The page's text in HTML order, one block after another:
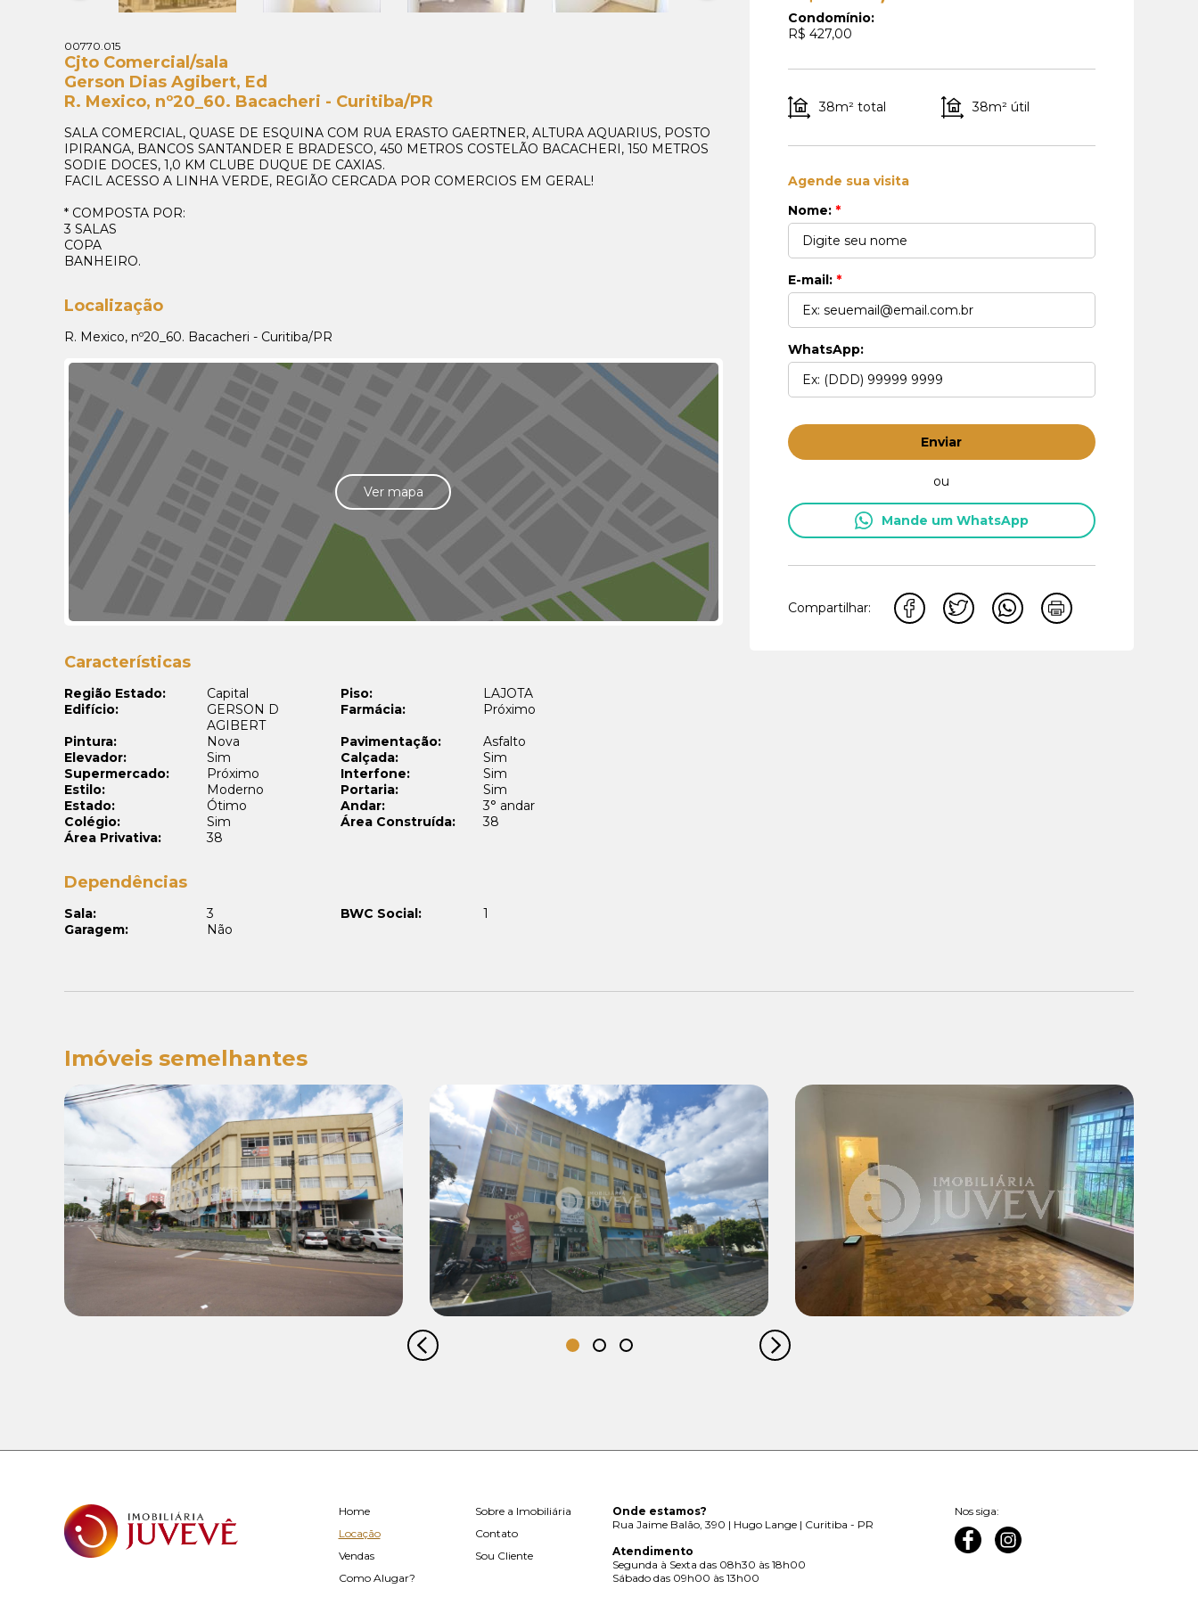
00770.015
Cjto Comercial/sala
Gerson Dias Agibert, Ed
R. Mexico, nº20_60. Bacacheri - Curitiba/PR
SALA COMERCIAL, QUASE DE ESQUINA COM RUA ERASTO GAERTNER, ALTURA AQUARIUS, POSTO
IPIRANGA, BANCOS SANTANDER E BRADESCO, 450 METROS COSTELÃO BACACHERI, 150 METROS
SODIE DOCES, 1,0 KM CLUBE DUQUE DE CAXIAS.
FACIL ACESSO A LINHA VERDE, REGIÃO CERCADA POR COMERCIOS EM GERAL!
* COMPOSTA POR:
3 SALAS
COPA
BANHEIRO.
Condomínio:
R$ 427,00
38m² total 38m² útil
Agende sua visita
Nome: *
E-mail: *
WhatsApp:
Enviar
ou
Mande um WhatsApp
Compartilhar:
Localização
R. Mexico, nº20_60. Bacacheri - Curitiba/PR
Ver mapa
Características
Região Estado: Capital Piso:
LAJOTA
Edifício:
GERSON D
AGIBERT
Farmácia:
Próximo
Pintura:
Nova Pavimentação:
Asfalto
Elevador:
Sim Calçada:
Sim
Supermercado:
Próximo Interfone:
Sim
Estilo:
Moderno Portaria:
Sim
Estado:
Ótimo Andar:
3° andar
Colégio:
Sim Área Construída:
38
Área Privativa:
38
Dependências
Sala: 3 BWC Social:
1
Garagem:
Não
Imóveis semelhantes
Locação:
R$ 1.500,00
Locação:
R$ 1.500,00
Locação:
R$ 1.900,00
Home
Locação
Vendas
Como Alugar?
Sobre a Imobiliária
Contato
Sou Cliente
Onde estamos?
Rua Jaime Balão, 390 | Hugo Lange | Curitiba - PR
Atendimento
Segunda à Sexta das 08h30 às 18h00
Sábado das 09h00 às 13h00
Nos siga: